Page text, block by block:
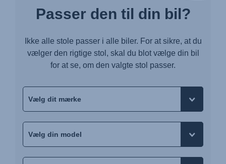
Passer den til din bil?
Ikke alle stole passer i alle biler. For at sikre, at du
vælger den rigtige stol, skal du blot vælge din bil
for at se, om den valgte stol passer.